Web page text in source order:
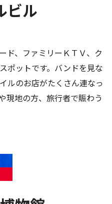
ビル
ド、ファミリーＫＴＶ、ク
ポットです。バンドを見な
ルのお店がたくさん連なっ
現地の方、旅行者で賑わう